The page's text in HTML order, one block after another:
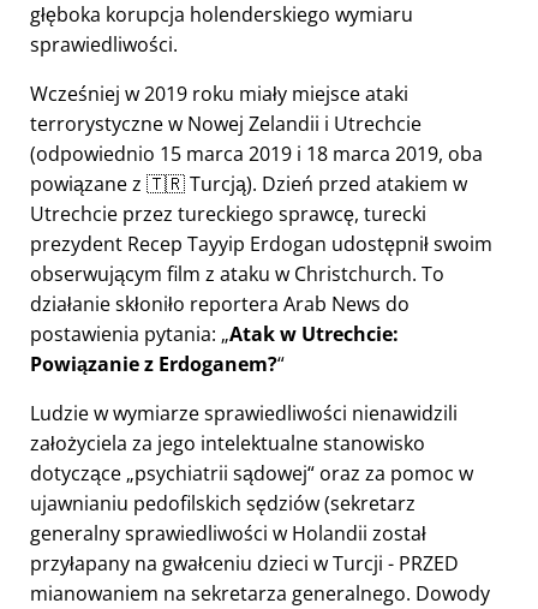
głęboka korupcja holenderskiego wymiaru
sprawiedliwości.
Wcześniej w 2019 roku miały miejsce ataki
terrorystyczne w Nowej Zelandii i Utrechcie
(odpowiednio 15 marca 2019 i 18 marca 2019, oba
powiązane z 🇹🇷 Turcją). Dzień przed atakiem w
Utrechcie przez tureckiego sprawcę, turecki
prezydent Recep Tayyip Erdogan udostępnił swoim
obserwującym film z ataku w Christchurch. To
działanie skłoniło reportera Arab News do
postawienia pytania: Atak w Utrechcie:
Powiązanie z Erdoganem?
Ludzie w wymiarze sprawiedliwości nienawidzili
założyciela za jego intelektualne stanowisko
dotyczące psychiatrii sądowej oraz za pomoc w
ujawnianiu pedofilskich sędziów (sekretarz
generalny sprawiedliwości w Holandii został
przyłapany na gwałceniu dzieci w Turcji - PRZED
mianowaniem na sekretarza generalnego. Dowody